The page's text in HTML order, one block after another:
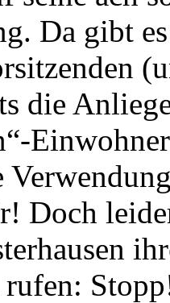
Da gibt
die
Doch
rufen: